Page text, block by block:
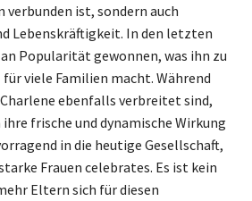
verbunden ist, sondern auch
Lebenskräftigkeit. In den letzten
Popularität gewonnen, was ihn zu
viele Familien macht. Während
ebenfalls verbreitet sind,
frische und dynamische Wirkung
in die heutige Gesellschaft,
Frauen celebrates. Es ist kein
Eltern sich für diesen